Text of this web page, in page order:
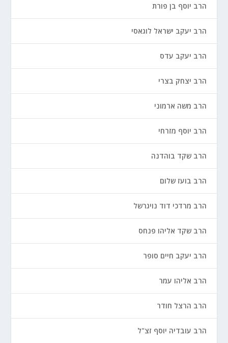
הרב יוסף בן פורת
הרב יעקב ישראל לוגאסי
הרב יעקב עדס
הרב יצחק בצרי
הרב משה ארמוני
הרב יוסף מזרחי
הרב שקד בוהדנה
הרב בועז שלום
הרב מרדכי דוד נויגרשל
הרב שקד אליהו פנחס
הרב יעקב חיים סופר
הרב אליהו עמר
הרב הרצל חודר
הרב עובדיה יוסף זצ"ל